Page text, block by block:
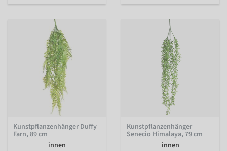
Kunstpflanzenhänger Duffy
Farn, 89 cm
innen
Kunstpflanzenhänger
Senecio Himalaya, 79 cm
innen